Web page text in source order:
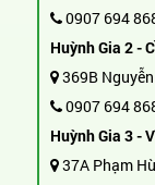
0907 694
Huỳnh Gia 2 -
369B
0907 694
Huỳnh Gia 3 -
37A Phạm